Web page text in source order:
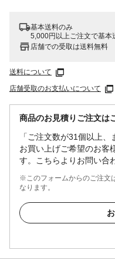
基本送料のみ
5,000円以上ご注文で基本
店舗での受取は送料無料
送料について
店舗受取のお支払いについて
商品のお見積りご注文は
「ご注文数が31個以上
お買い上げご希望のお客
す。こちらよりお問い合
※このフォームからのご注文
なります。